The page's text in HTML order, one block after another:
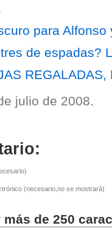
para Alfonso
de espadas?
REGALADAS,
julio de 2008.
(necesario,no se mostrará)
más de 250